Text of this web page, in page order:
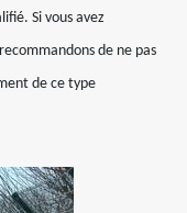
Si vous avez
de ne pas
de ce type